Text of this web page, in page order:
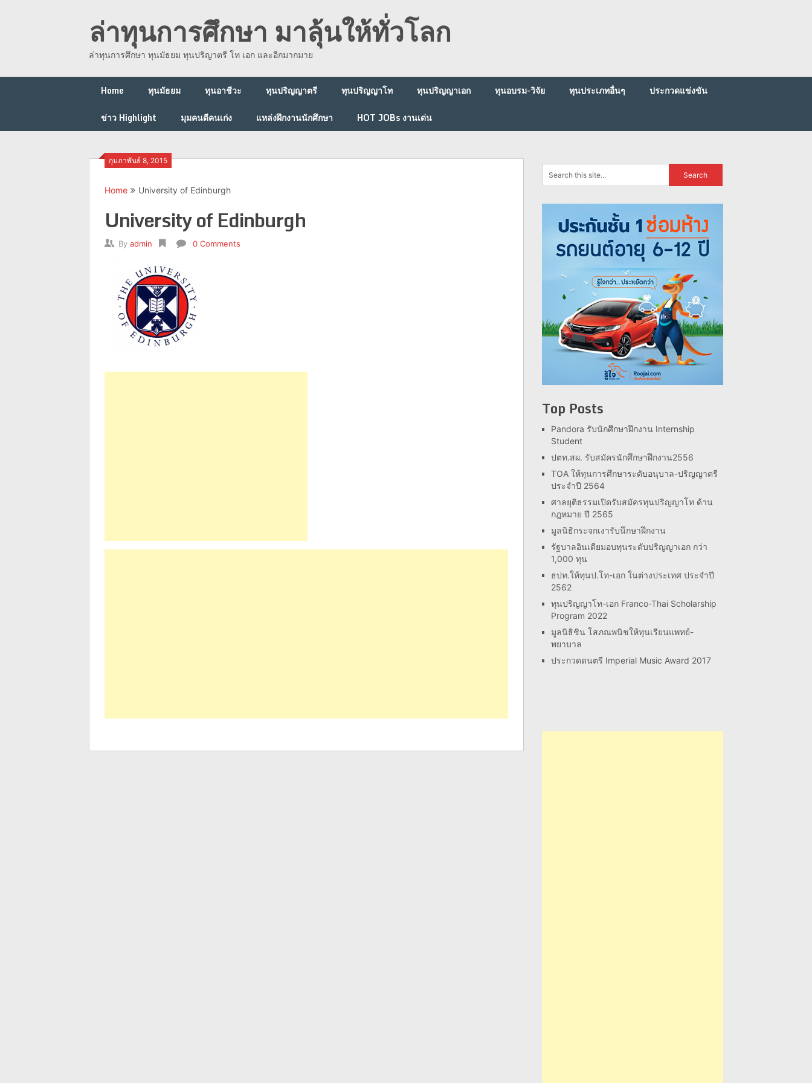
ล่าทุนการศึกษา มาลุ้นให้ทั่วโลก
ล่าทุนการศึกษา ทุนมัธยม ทุนปริญาตรี โท เอก และอีกมากมาย
Home ทุนมัธยม ทุนอาชีวะ ทุนปริญญาตรี ทุนปริญญาโท ทุนปริญญาเอก ทุนอบรม-วิจัย ทุนประเภทอื่นๆ
ประกวดแข่งขัน
ข่าว Highlight
มุมคนดีคนเก่ง แหล่งฝึกงานนักศึกษา HOT JOBs งานเด่น
กุมภาพันธ์ 8, 2015
Home University of Edinburgh
University of Edinburgh
By admin 0 Comments
Top Posts
Pandora รับนักศึกษาฝึกงาน Internship
Student
ปตท.สผ. รับสมัครนักศึกษาฝึกงาน2556
TOA ให้ทุนการศึกษาระดับอนุบาล-ปริญญาตรี
ประจำปี 2564
ศาลยุติธรรมเปิดรับสมัครทุนปริญญาโท ด้าน
กฎหมาย ปี 2565
มูลนิธิกระจกเงารับนึกษาฝึกงาน
รัฐบาลอินเดียมอบทุนระดับปริญญาเอก กว่า
1,000 ทุน
ธปท.ให้ทุนป.โท-เอก ในต่างประเทศ ประจำปี
2562
ทุนปริญญาโท-เอก Franco-Thai Scholarship
Program 2022
มูลนิธิชิน โสภณพนิชให้ทุนเรียนแพทย์-
พยาบาล
ประกวดดนตรี Imperial Music Award 2017